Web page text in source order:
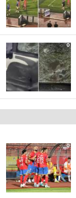
0
0